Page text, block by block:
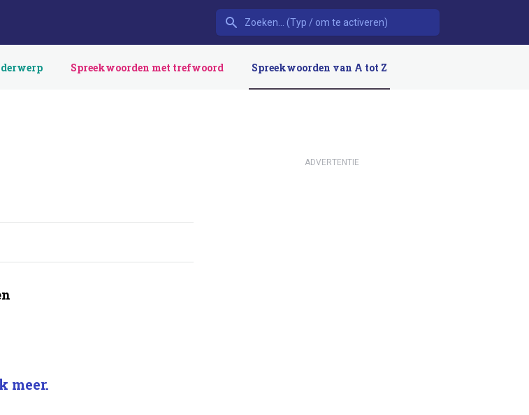
Spreekwoorden met trefwoord Spreekwoorden van A tot Z
meer.
ADVERTENTIE